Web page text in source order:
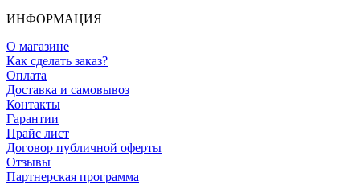
ИНФОРМАЦИЯ
О магазине
Как сделать заказ?
Оплата
Доставка и самовывоз
Контакты
Гарантии
Прайс лист
Договор публичной оферты
Отзывы
Партнерская программа